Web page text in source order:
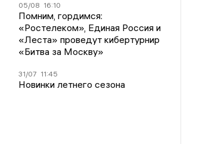
05/08 16:10
Помним, гордимся:
«Ростелеком», Единая Россия и
«Леста» проведут кибертурнир
«Битва за Москву»
31/07 11:45
Новинки летнего сезона